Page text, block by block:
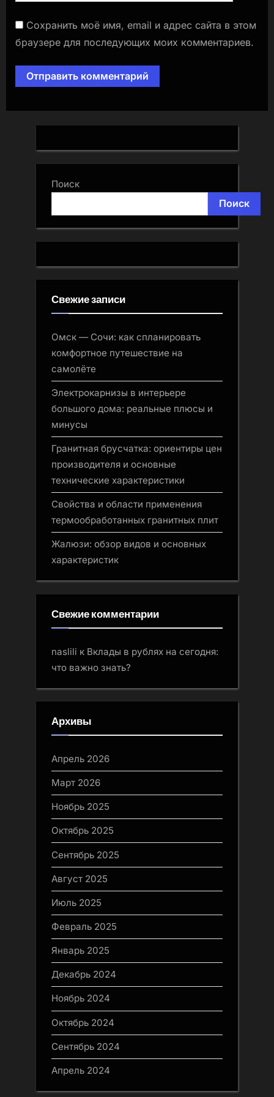
Сохранить моё имя, email и адрес сайта в этом
браузере для последующих моих комментариев.
Поиск
Поиск
Свежие записи
Омск — Сочи: как спланировать
комфортное путешествие на
самолёте
Электрокарнизы в интерьере
большого дома: реальные плюсы и
минусы
Гранитная брусчатка: ориентиры цен
производителя и основные
технические характеристики
Свойства и области применения
термообработанных гранитных плит
Жалюзи: обзор видов и основных
характеристик
Свежие комментарии
naslili к Вклады в рублях на сегодня:
что важно знать?
Архивы
Апрель 2026
Март 2026
Ноябрь 2025
Октябрь 2025
Сентябрь 2025
Август 2025
Июль 2025
Февраль 2025
Январь 2025
Декабрь 2024
Ноябрь 2024
Октябрь 2024
Сентябрь 2024
Апрель 2024